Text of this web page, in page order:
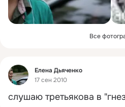
Все
Фид
Елена Дьяченко
17 сен 2010
слушаю третьякова в